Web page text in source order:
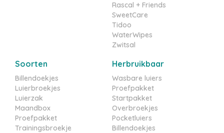
Rascal + Friends
SweetCare
Tidoo
WaterWipes
Zwitsal
Soorten
Billendoekjes
Luierbroekjes
Luierzak
Maandbox
Proefpakket
Trainingsbroekje
Herbruikbaar
Wasbare luiers
Proefpakket
Startpakket
Overbroekjes
Pocketluiers
Billendoekjes